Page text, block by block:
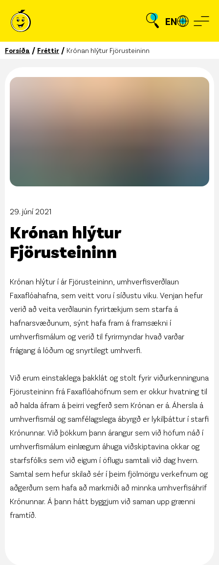
EN
Forsíða / Fréttir / Krónan hlýtur Fjörusteininn
29. júní 2021
Krónan hlýtur
Fjörusteininn
Krónan hlýtur í ár Fjörusteininn, umhverfisverðlaun
Faxaflóahafna, sem veitt voru í síðustu viku. Venjan hefur
verið að veita verðlaunin fyrirtækjum sem starfa á
hafnarsvæðunum, sýnt hafa fram á framsækni í
umhverfismálum og verið til fyrirmyndar hvað varðar
frágang á lóðum og snyrtilegt umhverfi.
Við erum einstaklega þakklát og stolt fyrir viðurkenninguna
Fjörusteininn frá Faxaflóahöfnum sem er okkur hvatning til
að halda áfram á þeirri vegferð sem Krónan er á. Áhersla á
umhverfismál og samfélagslega ábyrgð er lykilþáttur í starfi
Krónunnar. Við þökkum þann árangur sem við höfum náð í
umhverfismálum einlægum áhuga viðskiptavina okkar og
starfsfólks sem við eigum í öflugu samtali við dag hvern.
Samtal sem hefur skilað sér í þeim fjölmörgu verkefnum og
aðgerðum sem hafa að markmiði að minnka umhverfisáhrif
Krónunnar. Á þann hátt byggjum við saman upp grænni
framtíð.